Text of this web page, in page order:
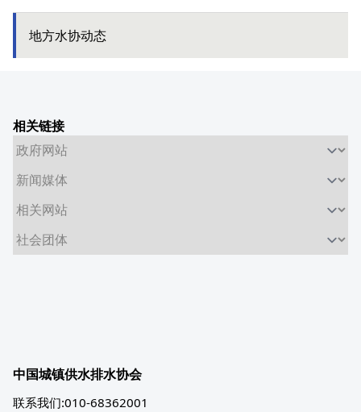
地方水协动态
相关链接
中国城镇供水排水协会
联系我们:010-68362001